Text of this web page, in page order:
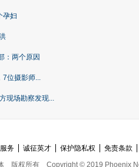
孕妇
：两个原因
7位摄影师...
现场勘察发现...
务 诚征英才 保护隐私权 免责条款
版权所有 Copyright © 2019 Phoenix